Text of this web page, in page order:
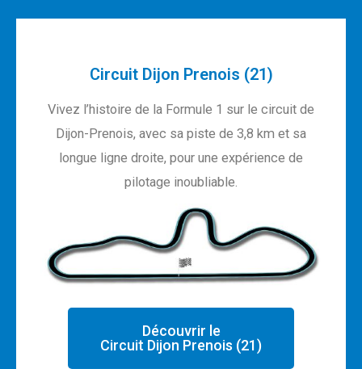
Circuit Dijon Prenois (21)
Vivez l’histoire de la Formule 1 sur le circuit de
Dijon-Prenois, avec sa piste de 3,8 km et sa
longue ligne droite, pour une expérience de
pilotage inoubliable.
Découvrir le
Circuit Dijon Prenois (21)